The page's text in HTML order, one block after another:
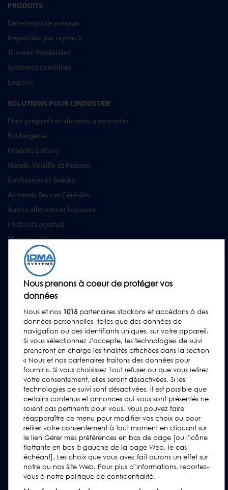
PRODUITS
Détecteurs de métaux
Inspection par rayons X
Trieuses Pondérales
Systèmes combinés
Logiciel
SOLUTIONS POUR L'INDUSTRIE
Plats préparés et aliments à emporter
Boulangerie
Produits Laitiers
Viande, Volaille et Poisson
Confiseries et Snacks
Aliments Secs et Céréales
Autres aliments et boissons
Fruits et Legumes
Pharmaceutique
SERVICE APRÈS-VENTE
Programmes de Service Technique
Pièces Détachées
Barrettes Tests
Formation
Mises à Niveau
Location et prêt
ASSISTANCE
Contactez-Nous
Demande d'assistance
Manuels de l'utilisateur
Guides de l'industrie agroalimentaire
Réglementation
Subscribe to our Newsletter
Nous prenons à coeur de protéger vos
données
Nous et nos 1015partenaires stockons et accédons à des
données personnelles, telles que des données de
navigation ou des identifiants uniques, sur votre appareil.
Si vous sélectionnez J'accepte, les technologies de suivi
prendront en charge les finalités affichées dans la section
« Nous et nos partenaires traitons des données pour
fournir ». Si vous choisissez Tout refuser ou que vous retirez
votre consentement, elles seront désactivées. Si les
technologies de suivi sont désactivées, il est possible que
certains contenus et annonces qui vous sont présentés ne
soient pas pertinents pour vous. Vous pouvez faire
réapparaître ce menu pour modifier vos choix ou pour
retirer votre consentement à tout moment en cliquant sur
le lien Gérer mes préférences en bas de page [ou l'icône
flottante en bas à gauche de la page Web, le cas
échéant]. Les choix que vous avez fait aurons un effet sur
notre ou nos Site Web. Pour plus d’informations, reportez-
vous à notre politique de confidentialité.